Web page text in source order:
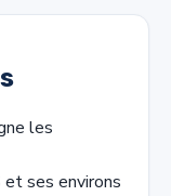
les
ses environs